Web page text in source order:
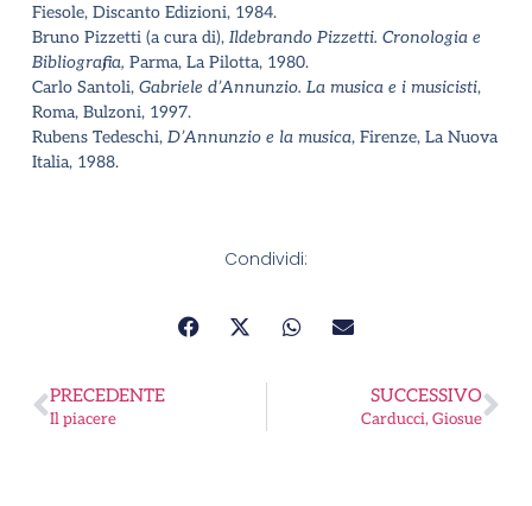
Fiesole, Discanto Edizioni, 1984.
Bruno Pizzetti (a cura di), IldebrandoPizzetti. Cronologia e
Bibliografia, Parma, La Pilotta, 1980.
Carlo Santoli, Gabriele d’Annunzio. La musica e i musicisti,
Roma, Bulzoni, 1997.
Rubens Tedeschi, D’Annunzio e la musica, Firenze, La Nuova
Italia, 1988.
Condividi:
PRECEDENTE
Il piacere
SUCCESSIVO
Carducci, Giosue